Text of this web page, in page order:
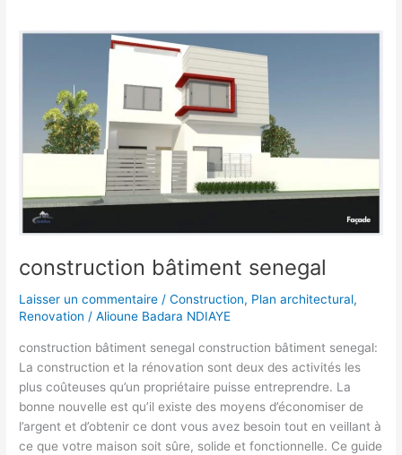
construction bâtiment senegal
Laisser un commentaire /Construction, Plan architectural,
Renovation /Alioune Badara NDIAYE
construction bâtiment senegal construction bâtiment senegal:
La construction et la rénovation sont deux des activités les
plus coûteuses qu’un propriétaire puisse entreprendre. La
bonne nouvelle est qu’il existe des moyens d’économiser de
l’argent et d’obtenir ce dont vous avez besoin tout en veillant à
ce que votre maison soit sûre, solide et fonctionnelle. Ce guide